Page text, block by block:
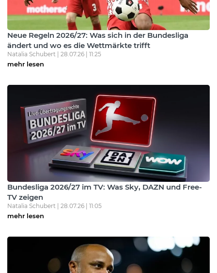
Neue Regeln 2026/27: Was sich in der Bundesliga
ändert und wo es die Wettmärkte trifft
Natalia Schubert | 28.07.26 | 11:25
mehr lesen
Bundesliga 2026/27 im TV: Was Sky, DAZN und Free-
TV zeigen
Natalia Schubert | 28.07.26 | 11:05
mehr lesen